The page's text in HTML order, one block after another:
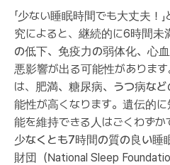
「少ない睡眠時間でも大丈夫！
究によると、継続的に6時間未
の低下、免疫力の弱体化、心
悪影響が出る可能性がありま
は、 肥満、糖尿病、うつ病な
能性が高くなります。遺伝的
能を維持できる人はごくわずか
少なくとも7時間の質の良い睡
財団（National Sleep